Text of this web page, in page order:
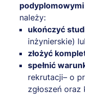
podyplomowymi
należy:
ukończyć
inżynierskie)
złożyć
spełnić
rekrutacji– o
zgłoszeń